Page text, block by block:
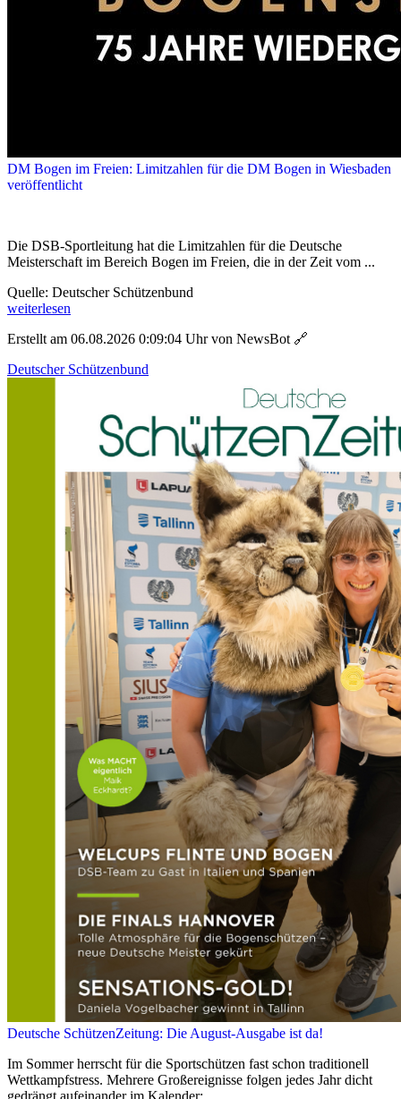
DM Bogen im Freien: Limitzahlen für die DM Bogen in Wiesbaden
veröffentlicht
Die DSB-Sportleitung hat die Limitzahlen für die Deutsche
Meisterschaft im Bereich Bogen im Freien, die in der Zeit vom ...
Quelle: Deutscher Schützenbund
weiterlesen
Erstellt am 06.08.2026 0:09:04 Uhr von NewsBot 🔗
Deutscher Schützenbund
Deutsche SchützenZeitung: Die August-Ausgabe ist da!
Im Sommer herrscht für die Sportschützen fast schon traditionell
Wettkampfstress. Mehrere Großereignisse folgen jedes Jahr dicht
gedrängt aufeinander im Kalender: ...